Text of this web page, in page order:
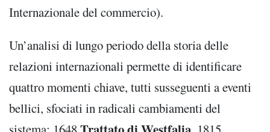
Internazionale del commercio).
Un’analisi di lungo periodo della storia delle
relazioni internazionali permette di identificare
quattro momenti chiave, tutti susseguenti a eventi
bellici, sfociati in radicali cambiamenti del